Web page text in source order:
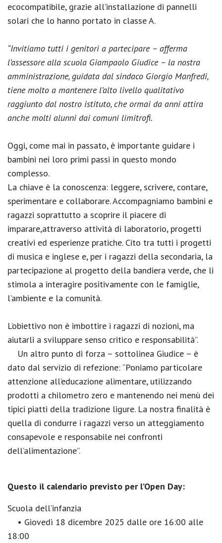
ecocompatibile, grazie all’installazione di pannelli
solari che lo hanno portato in classe A.
“Invitiamo tutti i genitori a partecipare – afferma
l’assessore alla scuola Giampaolo Giudice – la nostra
amministrazione, guidata dal sindaco Giorgio Manfredi,
tiene molto a mantenere l’alto livello qualitativo
raggiunto dal nostro istituto, che ormai da anni attira
anche molti alunni dai comuni limitrofi.
Oggi, come mai in passato, è importante guidare i
bambini nei loro primi passi in questo mondo
complesso.
La chiave è la conoscenza: leggere, scrivere, contare,
sperimentare e collaborare. Accompagniamo bambini e
ragazzi soprattutto a scoprire il piacere di
imparare,attraverso attività di laboratorio, progetti
creativi ed esperienze pratiche. Cito tra tutti i progetti
di musica e inglese e, per i ragazzi della secondaria, la
partecipazione al progetto della bandiera verde, che li
stimola a interagire positivamente con le famiglie,
l’ambiente e la comunità.
L’obiettivo non è imbottire i ragazzi di nozioni, ma
aiutarli a sviluppare senso critico e responsabilità”.
Un altro punto di forza – sottolinea Giudice – è
dato dal servizio di refezione: “Poniamo particolare
attenzione all’educazione alimentare, utilizzando
prodotti a chilometro zero e mantenendo nei menù dei
tipici piatti della tradizione ligure. La nostra finalità è
quella di condurre i ragazzi verso un atteggiamento
consapevole e responsabile nei confronti
dell’alimentazione”.
Questo il calendario previsto per l’Open Day:
Scuola dell‘infanzia
• Giovedì 18 dicembre 2025 dalle ore 16:00 alle
18:00